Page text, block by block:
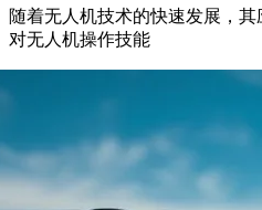
随着无人机技术的快速发展，
对无人机操作技能